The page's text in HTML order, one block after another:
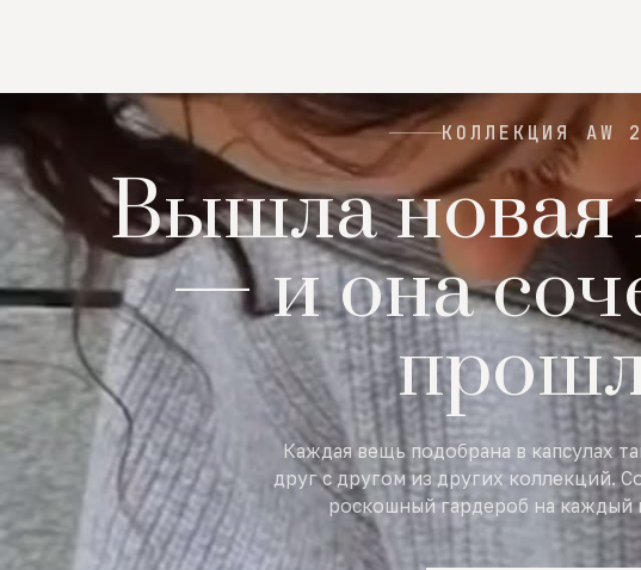
КОЛЛЕКЦИЯ AW
Вышла новая
— и она
Каждая вещь подобрана в капсулах
друг с другом из других коллекций.
роскошный гардероб на каждый